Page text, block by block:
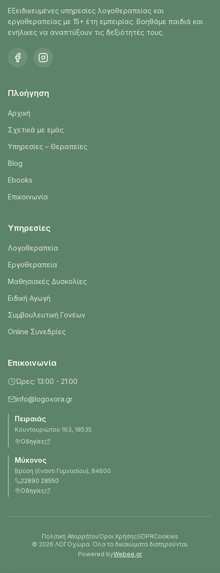
Εξειδικευμένες υπηρεσίες λογοθεραπείας και
εργοθεραπείας με 15+ έτη εμπειρίας. Βοηθάμε παιδιά και
ενήλικες να αναπτύξουν τις δεξιότητές τους.
Πλοήγηση
Αρχική
Σχετικά με εμάς
Υπηρεσίες – Θεραπείες
Blog
Ebooks
Επικοινωνία
Υπηρεσίες
Λογοθεραπεία
Εργοθεραπεία
Μαθησιακές Δυσκολίες
Ειδική Αγωγή
Συμβουλευτική Γονέων
Online Συνεδρίες
Επικοινωνία
Ώρες: 13:00 - 21:00
info@logoxora.gr
Πειραιάς
Κουντουριώτου 163, 18535
Οδηγίες
Μύκονος
Βρύση (έναντι Γυμνασίου), 84600
22890 28550
Οδηγίες
Πολιτική ΑπορρήτουΌροι ΧρήσηςGDPRCookies
© 2026 ΛΟΓΟχώρα. Όλα τα δικαιώματα διατηρούνται.
Powered byWebee.gr